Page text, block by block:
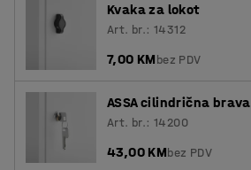
Kvaka za lokot
Art. br.: 14312
7,00 KMbez PDV
ASSA cilindrična brava
Art. br.: 14200
43,00 KMbez PDV